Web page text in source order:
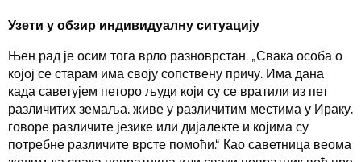
Узети у обзир индивидуалну ситуацију
Њен рад је осим тога врло разноврстан. „Свака особа о
којој се старам има своју сопствену причу. Има дана
када саветујем петоро људи који су се вратили из пет
различитих земаља, живе у различитим местима у Ираку,
говоре различите језике или дијалекте и којима су
потребне различите врсте помоћи.“ Као саветница веома